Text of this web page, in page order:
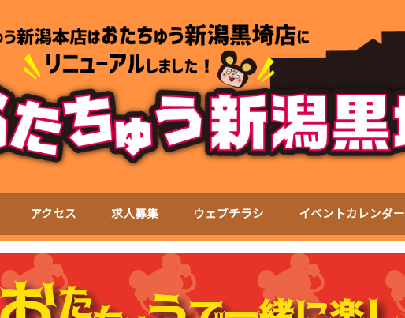
アクセス 求人募集 ウェブチラシ イベントカレンダー